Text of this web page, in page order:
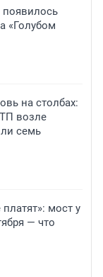
появилось
«Голубом
на столбах:
возле
семь
мост у
— что